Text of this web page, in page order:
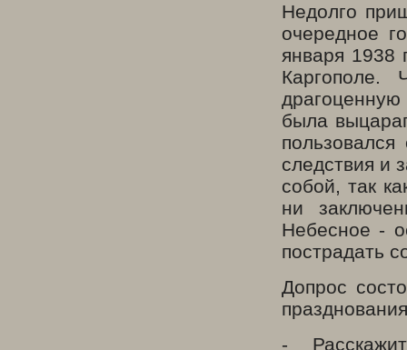
Недолго
очередное
января 1938
была
следствия и
собой, так
ни
Небесное -
пострадать
Допрос
-